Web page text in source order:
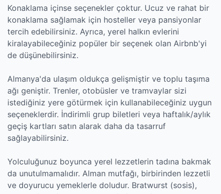
Konaklama içinse seçenekler çoktur. Ucuz ve rahat bir
konaklama sağlamak için hosteller veya pansiyonlar
tercih edebilirsiniz. Ayrıca, yerel halkın evlerini
kiralayabileceğiniz popüler bir seçenek olan Airbnb'yi
de düşünebilirsiniz.
Almanya'da ulaşım oldukça gelişmiştir ve toplu taşıma
ağı geniştir. Trenler, otobüsler ve tramvaylar sizi
istediğiniz yere götürmek için kullanabileceğiniz uygun
seçeneklerdir. İndirimli grup biletleri veya haftalık/aylık
geçiş kartları satın alarak daha da tasarruf
sağlayabilirsiniz.
Yolculuğunuz boyunca yerel lezzetlerin tadına bakmak
da unutulmamalıdır. Alman mutfağı, birbirinden lezzetli
ve doyurucu yemeklerle doludur. Bratwurst (sosis),